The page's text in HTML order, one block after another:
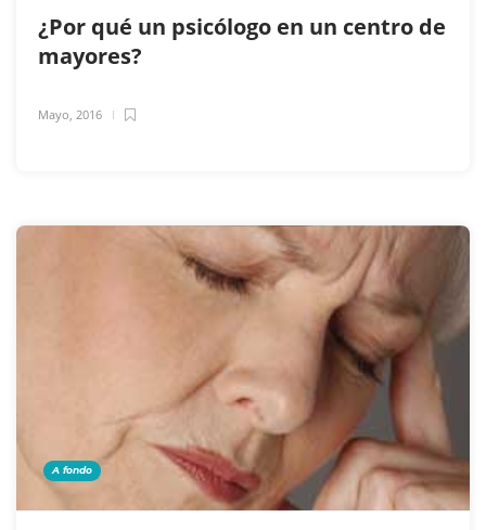
¿Por qué un psicólogo en un centro de
mayores?
Mayo, 2016
A fondo